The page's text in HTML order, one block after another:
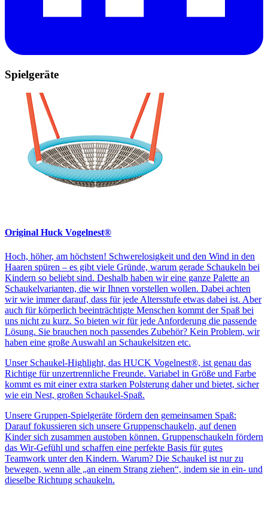
Spielgeräte
Original Huck Vogelnest®
Hoch, höher, am höchsten! Schwerelosigkeit und den Wind in den
Haaren spüren – es gibt viele Gründe, warum gerade Schaukeln bei
Kindern so beliebt sind. Deshalb haben wir eine ganze Palette an
Schaukelvarianten, die wir Ihnen vorstellen wollen. Dabei achten
wir wie immer darauf, dass für jede Altersstufe etwas dabei ist. Aber
auch für körperlich beeinträchtigte Menschen kommt der Spaß bei
uns nicht zu kurz. So bieten wir für jede Anforderung die passende
Lösung. Sie brauchen noch passendes Zubehör? Kein Problem, wir
haben eine große Auswahl an Schaukelsitzen etc.
Unser Schaukel-Highlight, das HUCK Vogelnest®, ist genau das
Richtige für unzertrennliche Freunde. Variabel in Größe und Farbe
kommt es mit einer extra starken Polsterung daher und bietet, sicher
wie ein Nest, großen Schaukel-Spaß.
Unsere Gruppen-Spielgeräte fördern den gemeinsamen Spaß:
Darauf fokussieren sich unsere Gruppenschaukeln, auf denen
Kinder sich zusammen austoben können. Gruppenschaukeln fördern
das Wir-Gefühl und schaffen eine perfekte Basis für gutes
Teamwork unter den Kindern. Warum? Die Schaukel ist nur zu
bewegen, wenn alle „an einem Strang ziehen“, indem sie in ein- und
dieselbe Richtung schaukeln.